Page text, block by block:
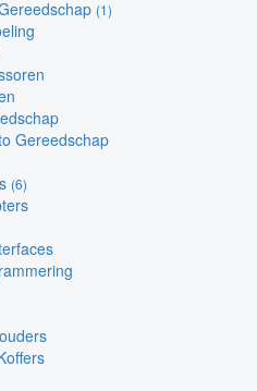
(1)
Gereedschap
(6)